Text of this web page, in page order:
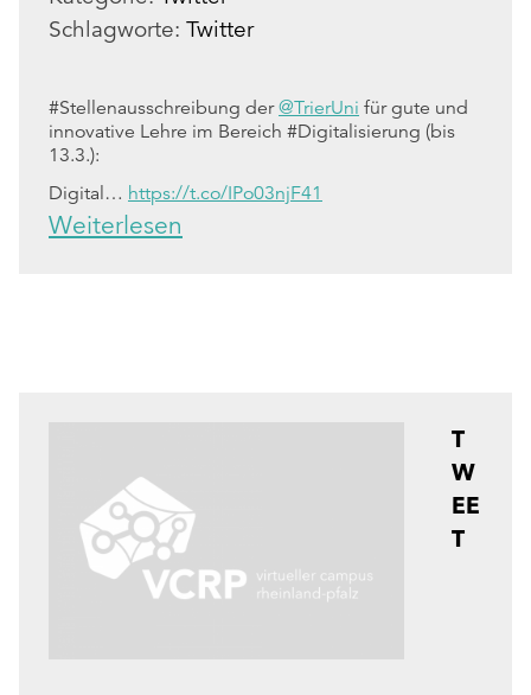
Schlagworte: Twitter
#Stellenausschreibung der@TrierUni für gute und
innovative Lehre im Bereich #Digitalisierung (bis
13.3.):
Digital… https://t.co/IPo03njF41
Weiterlesen
T
W
EE
T